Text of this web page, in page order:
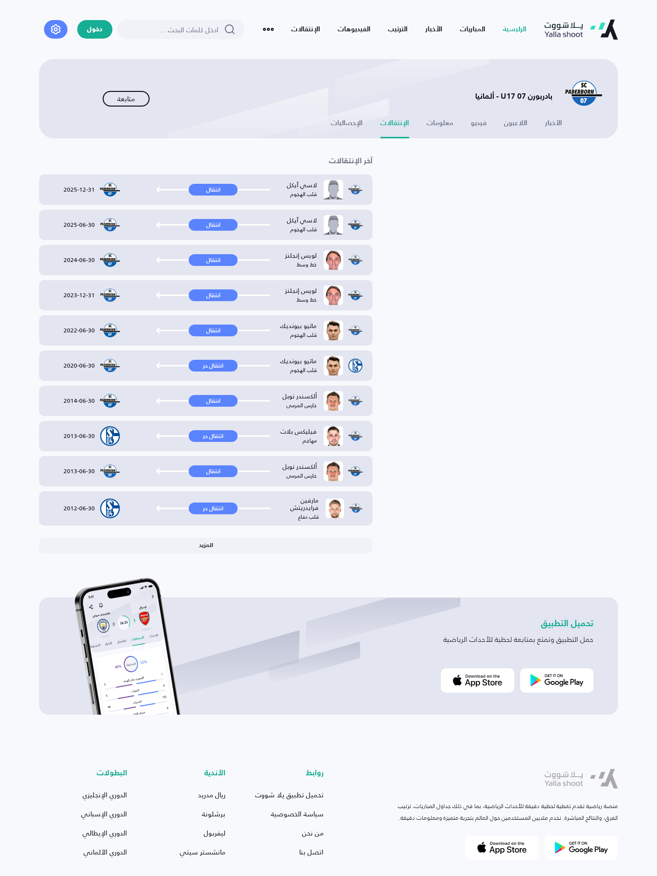
الرئيسية المباريات الأخبار الترتيب الفيديوهات الإنتقالات دخول
بادربورن 07 U17 - ألمانيا متابعة
الأخبار اللاعبون فيديو معلومات الإنتقالات الإحصائيات
آخر الإنتقالات
لاسي آيكل
قلب الهجوم انتقال 2025-12-31
لاسي آيكل
قلب الهجوم انتقال 2025-06-30
لويس إنجلنز
خط وسط انتقال 2024-06-30
لويس إنجلنز
خط وسط انتقال 2023-12-31
ماتيو بيونديك
قلب الهجوم انتقال 2022-06-30
ماتيو بيونديك
قلب الهجوم انتقال حر 2020-06-30
ألكسندر نوبل
حارس المرمى انتقال 2014-06-30
فيليكس بلات
مهاجم انتقال حر 2013-06-30
ألكسندر نوبل
حارس المرمى انتقال 2013-06-30
مارفين
فرايدريتش
قلب دفاع
انتقال حر 2012-06-30
المزيد
تحميل التطبيق
حمل التطبيق وتمتع بمتابعة لحظية للأحداث الرياضية
منصة رياضية تقدم تغطية لحظية دقيقة للأحداث الرياضية، بما في ذلك جداول المباريات، ترتيب
الفرق، والنتائج المباشرة. نخدم ملايين المستخدمين حول العالم بتجربة متميزة ومعلومات دقيقة.
روابط
تحميل تطبيق يلا شووت
سياسة الخصوصية
من نحن
اتصل بنا
الأندية
ريال مدريد
برشلونة
ليفربول
مانشستر سيتي
البطولات
الدوري الإنجليزي
الدوري الإسباني
الدوري الإيطالي
الدوري الألماني